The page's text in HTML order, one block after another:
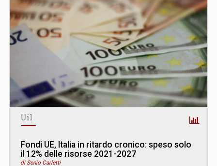
Uil
Fondi UE, Italia in ritardo cronico: speso solo
il 12% delle risorse 2021-2027
di Senio Carletti